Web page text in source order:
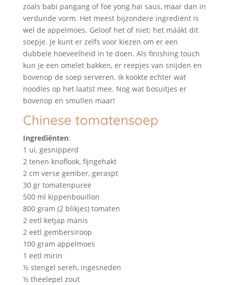
zoals babi pangang of foe yong hai saus, maar dan in
verdunde vorm. Het meest bijzondere ingrediënt is
wel de appelmoes. Geloof het of niet: het máákt dit
soepje. Je kunt er zelfs voor kiezen om er een
dubbele hoeveelheid in te doen. Als finishing touch
kun je een omelet bakken, er reepjes van snijden en
bovenop de soep serveren. Ik kookte echter wat
noodles op het laatst mee. Nog wat bosuitjes er
bovenop en smullen maar!
Chinese tomatensoep
Ingrediënten:
1 ui, gesnipperd
2 tenen knoflook, fijngehakt
2 cm verse gember, geraspt
30 gr tomatenpuree
500 ml kippenbouillon
800 gram (2 blikjes) tomaten
2 eetl ketjap manis
2 eetl gembersiroop
100 gram appelmoes
1 eetl mirin
½ stengel sereh, ingesneden
½ theelepel zout